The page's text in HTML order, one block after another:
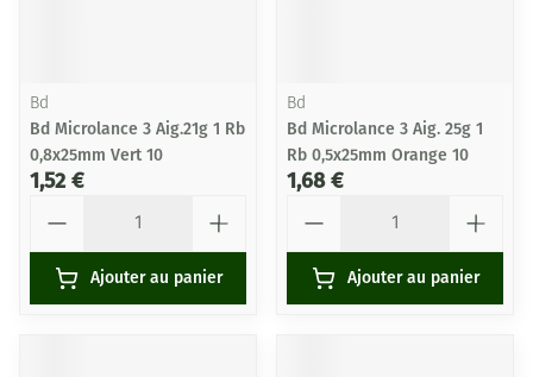
Bd
Bd Microlance 3 Aig.21g 1 Rb
0,8x25mm Vert 10
1,52 €
Ajouter au panier
Bd
Bd Microlance 3 Aig. 25g 1
Rb 0,5x25mm Orange 10
1,68 €
Ajouter au panier